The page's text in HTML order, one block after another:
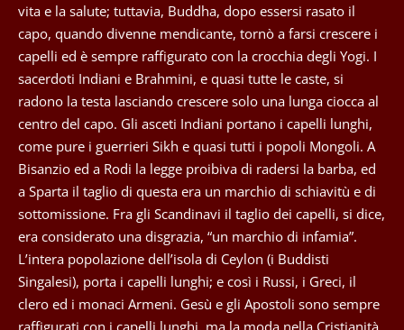
vita e la salute; tuttavia, Buddha, dopo essersi rasato il
capo, quando divenne mendicante, tornò a farsi crescere i
capelli ed è sempre raffigurato con la crocchia degli Yogi. I
sacerdoti Indiani e Brahmini, e quasi tutte le caste, si
radono la testa lasciando crescere solo una lunga ciocca al
centro del capo. Gli asceti Indiani portano i capelli lunghi,
come pure i guerrieri Sikh e quasi tutti i popoli Mongoli. A
Bisanzio ed a Rodi la legge proibiva di radersi la barba, ed
a Sparta il taglio di questa era un marchio di schiavitù e di
sottomissione. Fra gli Scandinavi il taglio dei capelli, si dice,
era considerato una disgrazia, “un marchio di infamia”.
L’intera popolazione dell’isola di Ceylon (i Buddisti
Singalesi), porta i capelli lunghi; e così i Russi, i Greci, il
clero ed i monaci Armeni. Gesù e gli Apostoli sono sempre
raffigurati con i capelli lunghi, ma la moda nella Cristianità